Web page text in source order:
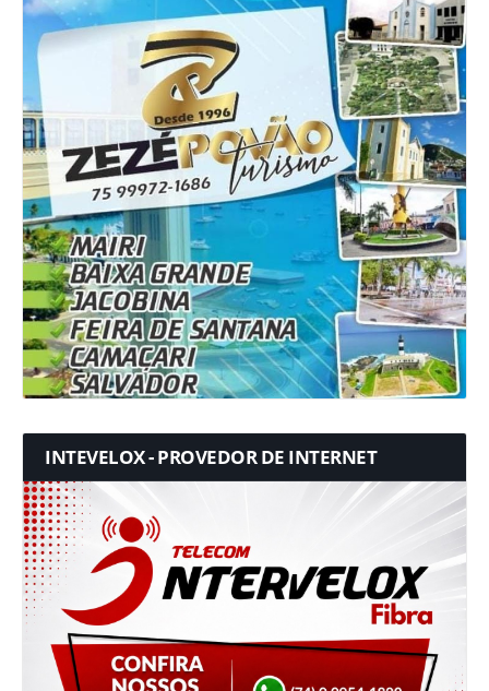
INTEVELOX - PROVEDOR DE INTERNET